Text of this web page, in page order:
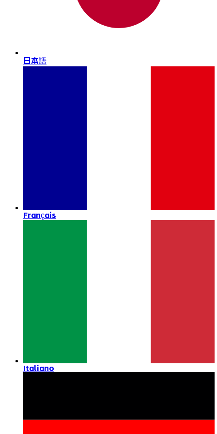
日本語
Français
Italiano